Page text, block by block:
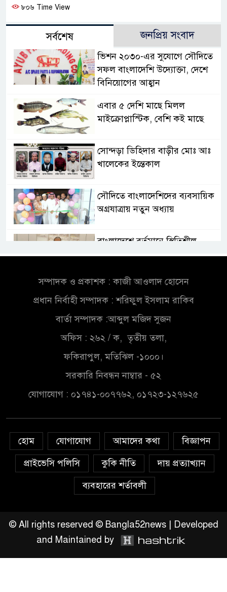
৮০৬ Time View
সর্বশেষ জনপ্রিয় সংবাদ
ভিশন ২০৩০-এর সুযোগে সৌদিতে
সফল বাংলাদেশি উদ্যোক্তা, দেশে
বিনিয়োগের আহ্বান
এবার ৫ দেশি মাছে মিলল
মাইক্রোপ্লাস্টিক, বেশি কই মাছে
সোন্দড়া ডিহিদার বাড়ীর মোঃ আঃ
খালেকের ইন্তেকাল
সৌদিতে বাংলাদেশিদের ব্যবসায়িক
অগ্রযাত্রায় নতুন অধ্যায়
বাংলাদেশে বর্তমানে স্থিতিশীল
সরকার,প্রবাসীদের বিনিয়োগের
সরকার,প্রবাসীদের বিনিয়োগের
এখনই উপযুক্ত সময়
চাঁদপুরে মাটির নিচে গাঁজার ড্রাম,
মাদক কারবারি আটক
সংশোধনের দাবিতে ফরিদগঞ্জে
অনলাইন জুয়ার অবৈধ লেনদেনে
জড়িয়ে পড়ছে স্থানীয় বিকাশ এজেন্ট;
ক্ষুব্ধ এলাকাবাসী।।
জিয়ানগরের বলেশ্বর নদীতে যৌথ
সম্পাদক ও প্রকাশক : কাজী আওলাদ হোসেন
প্রধান নির্বাহী সম্পাদক : শরিফুল ইসলাম রাকিব
বার্তা সম্পাদক :আব্দুল মজিদ সুজন
অফিস : ২৬২ / ক, তৃতীয় তলা,
ফকিরাপুল, মতিঝিল -১০০০।
সরকারি নিবন্ধন নাম্বার - ৫২
যোগাযোগ : ০১৭৪১-০০৭৭৬২, ০১৭২৩-১২৭৬২৫
হোম যোগাযোগ আমাদের কথা
বিজ্ঞাপন
প্রাইভেসি পলিসি
কুকি নীতি
দায় প্রত্যাখ্যান
ব্যবহারের শর্তাবলী
© All rights reserved © Bangla52news | Developed
and Maintained by